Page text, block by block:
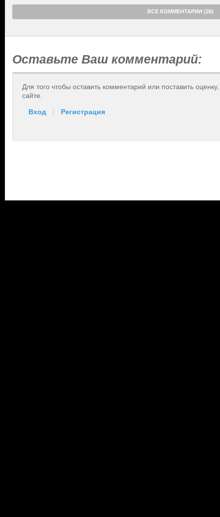
ВСЕ КОММЕНТАРИИ (26)
Оставьте Ваш комментарий:
Для того чтобы оставить комментарий или поставить
сайте.
Вход | Регистрация